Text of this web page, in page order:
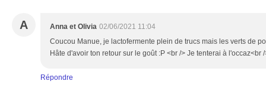
A Anna et Olivia 02/06/2021 11:04
Coucou Manue, je lactofermente plein de trucs mais les verts de
Hâte d'avoir ton retour sur le goût :P <br /> Je tenterai à l'occaz<br
Répondre